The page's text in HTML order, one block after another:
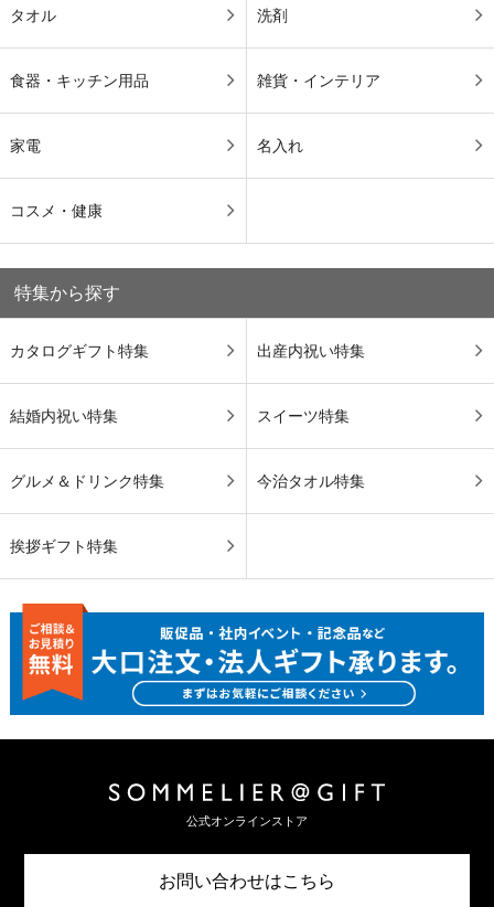
タオル 洗剤
食器・キッチン用品 雑貨・インテリア
家電 名入れ
コスメ・健康
特集から探す
カタログギフト特集 出産内祝い特集
結婚内祝い特集 スイーツ特集
グルメ＆ドリンク特集 今治タオル特集
挨拶ギフト特集
公式オンラインストア
お問い合わせはこちら